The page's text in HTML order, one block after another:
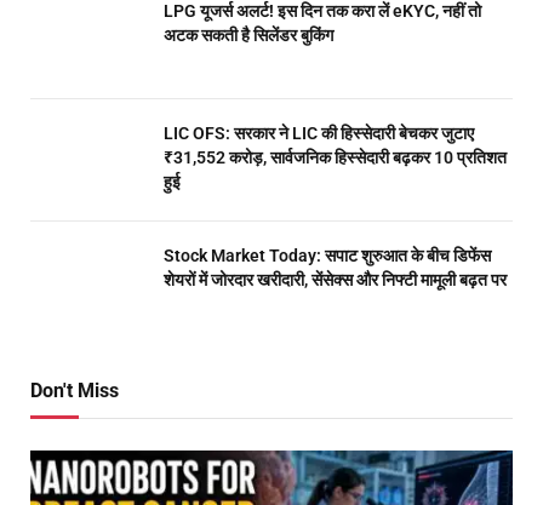
LPG यूजर्स अलर्ट! इस दिन तक करा लें eKYC, नहीं तो
अटक सकती है सिलेंडर बुकिंग
LIC OFS: सरकार ने LIC की हिस्सेदारी बेचकर जुटाए
₹31,552 करोड़, सार्वजनिक हिस्सेदारी बढ़कर 10 प्रतिशत
हुई
Stock Market Today: सपाट शुरुआत के बीच डिफेंस
शेयरों में जोरदार खरीदारी, सेंसेक्स और निफ्टी मामूली बढ़त पर
Don't Miss